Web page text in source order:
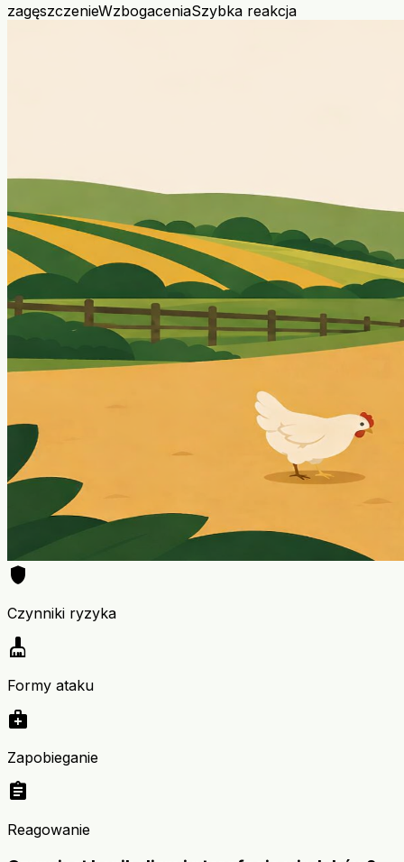
zagęszczenieWzbogaceniaSzybka reakcja
shield
Czynniki ryzyka
cleaning_services
Formy ataku
medical_services
Zapobieganie
assignment
Reagowanie